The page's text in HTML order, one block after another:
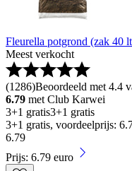
Fleurella potgrond (zak 40
Meest verkocht
(1286)Beoordeeld met 4.4
6.79 met Club Karwei
3+1 gratis3+1 gratis
3+1 gratis, voordeelprijs:
6.79
Prijs: 6.79 euro